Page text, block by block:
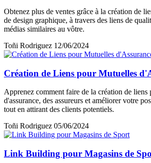
Obtenez plus de ventes grâce à la création de
de design graphique, à travers des liens de
médias similaires au vôtre.
Toñi Rodriguez 12/06/2024
Création de Liens pour Mutuelles
Apprenez comment faire de la création de liens
d'assurance, des assureurs et améliorer votre
tout en attirant des clients potentiels.
Toñi Rodriguez 05/06/2024
Link Building pour Magasins de